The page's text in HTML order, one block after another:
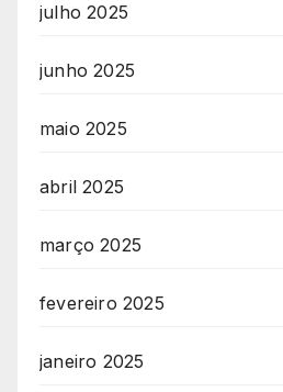
julho 2025
junho 2025
maio 2025
abril 2025
março 2025
fevereiro 2025
janeiro 2025